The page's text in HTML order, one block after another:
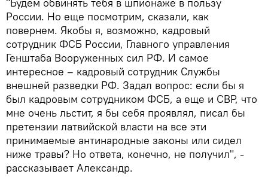
России. Но еще посмотрим, сказали, как
повернем. Якобы я, возможно, кадровый
сотрудник ФСБ России, Главного управления
Генштаба Вооруженных сил РФ. И самое
интересное – кадровый сотрудник Службы
внешней разведки РФ. Задал вопрос: если бы я
был кадровым сотрудником ФСБ, а еще и СВР, что
мне очень льстит, я бы себя проявлял, писал бы
претензии латвийской власти на все эти
принимаемые антинародные законы или сидел
ниже травы? Но ответа, конечно, не получил", -
рассказывает Александр.